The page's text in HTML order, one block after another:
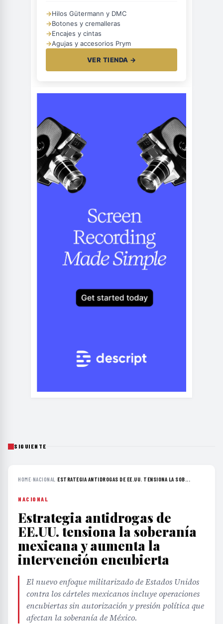
→Hilos Gütermann y DMC
→Botones y cremalleras
→Encajes y cintas
→Agujas y accesorios Prym
VER TIENDA →
SIGUIENTE
HOME›NACIONAL ›ESTRATEGIA ANTIDROGAS DE EE.UU. TENSIONA LA SOB...
NACIONAL
Estrategia antidrogas de
EE.UU. tensiona la soberanía
mexicana y aumenta la
intervención encubierta
El nuevo enfoque militarizado de Estados Unidos
contra los cárteles mexicanos incluye operaciones
encubiertas sin autorización y presión política que
afectan la soberanía de México.